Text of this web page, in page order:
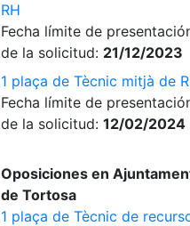
RH
Fecha límite de
de la solicitud: 21/12/2023
1 plaça de Tècnic mitjà de
Fecha límite de
de la solicitud: 12/02/2024
Oposiciones en
de Tortosa
1 plaça de Tècnic de